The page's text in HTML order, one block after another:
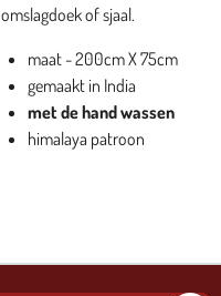
omslagdoek of sjaal.
maat - 200cm X 75cm
gemaakt in India
met de hand wassen
himalaya patroon